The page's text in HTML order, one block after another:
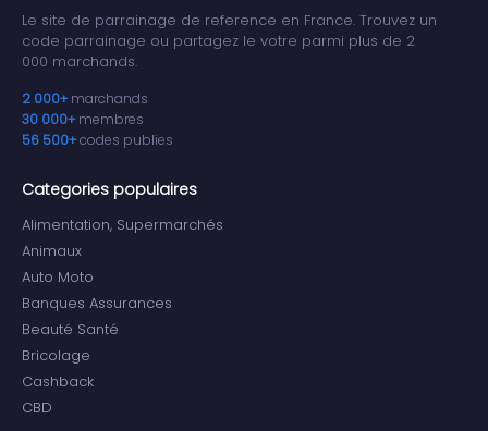
Le site de parrainage de reference en France. Trouvez un
code parrainage ou partagez le votre parmi plus de 2
000 marchands.
2 000+ marchands
30 000+ membres
56 500+codes publies
Categories populaires
Alimentation, Supermarchés
Animaux
Auto Moto
Banques Assurances
Beauté Santé
Bricolage
Cashback
CBD